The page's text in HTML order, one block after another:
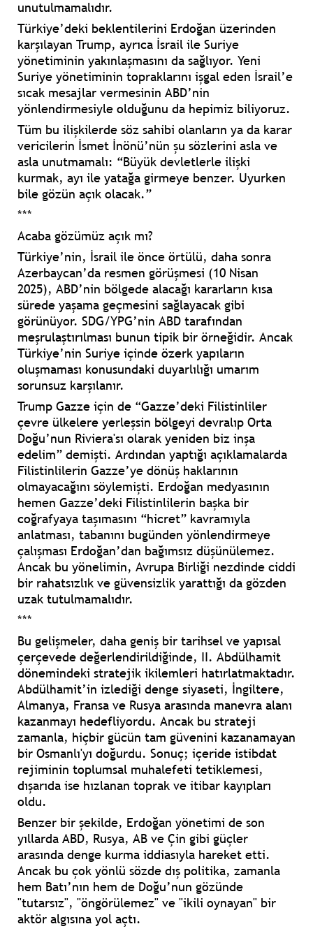
unutulmamalıdır.
Türkiye’deki beklentilerini Erdoğan üzerinden
karşılayan Trump, ayrıca İsrail ile Suriye
yönetiminin yakınlaşmasını da sağlıyor. Yeni
Suriye yönetiminin topraklarını işgal eden İsrail’e
sıcak mesajlar vermesinin ABD’nin
yönlendirmesiyle olduğunu da hepimiz biliyoruz.
Tüm bu ilişkilerde söz sahibi olanların ya da karar
vericilerin İsmet İnönü’nün şu sözlerini asla ve
asla unutmamalı: “Büyük devletlerle ilişki
kurmak, ayı ile yatağa girmeye benzer. Uyurken
bile gözün açık olacak.”
***
Acaba gözümüz açık mı?
Türkiye’nin, İsrail ile önce örtülü, daha sonra
Azerbaycan’da resmen görüşmesi (10 Nisan
2025), ABD’nin bölgede alacağı kararların kısa
sürede yaşama geçmesini sağlayacak gibi
görünüyor. SDG/YPG’nin ABD tarafından
meşrulaştırılması bunun tipik bir örneğidir. Ancak
Türkiye’nin Suriye içinde özerk yapıların
oluşmaması konusundaki duyarlılığı umarım
sorunsuz karşılanır.
Trump Gazze için de “Gazze’deki Filistinliler
çevre ülkelere yerleşsin bölgeyi devralıp Orta
Doğu’nun Riviera'sı olarak yeniden biz inşa
edelim” demişti. Ardından yaptığı açıklamalarda
Filistinlilerin Gazze’ye dönüş haklarının
olmayacağını söylemişti. Erdoğan medyasının
hemen Gazze’deki Filistinlilerin başka bir
coğrafyaya taşımasını “hicret” kavramıyla
anlatması, tabanını bugünden yönlendirmeye
çalışması Erdoğan’dan bağımsız düşünülemez.
Ancak bu yönelimin, Avrupa Birliği nezdinde ciddi
bir rahatsızlık ve güvensizlik yarattığı da gözden
uzak tutulmamalıdır.
***
Bu gelişmeler, daha geniş bir tarihsel ve yapısal
çerçevede değerlendirildiğinde, II. Abdülhamit
dönemindeki stratejik ikilemleri hatırlatmaktadır.
Abdülhamit’in izlediği denge siyaseti, İngiltere,
Almanya, Fransa ve Rusya arasında manevra alanı
kazanmayı hedefliyordu. Ancak bu strateji
zamanla, hiçbir gücün tam güvenini kazanamayan
bir Osmanlı'yı doğurdu. Sonuç; içeride istibdat
rejiminin toplumsal muhalefeti tetiklemesi,
dışarıda ise hızlanan toprak ve itibar kayıpları
oldu.
Benzer bir şekilde, Erdoğan yönetimi de son
yıllarda ABD, Rusya, AB ve Çin gibi güçler
arasında denge kurma iddiasıyla hareket etti.
Ancak bu çok yönlü sözde dış politika, zamanla
hem Batı’nın hem de Doğu’nun gözünde
"tutarsız", "öngörülemez" ve "ikili oynayan" bir
aktör algısına yol açtı.